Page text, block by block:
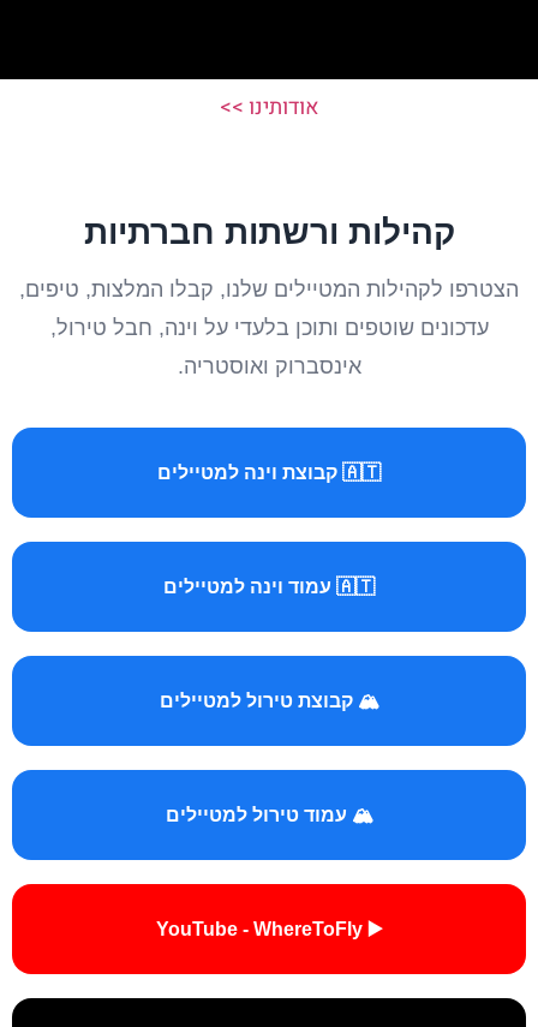
אודותינו >>
קהילות ורשתות חברתיות
הצטרפו לקהילות המטיילים שלנו, קבלו המלצות, טיפים,
עדכונים שוטפים ותוכן בלעדי על וינה, חבל טירול,
אינסברוק ואוסטריה.
🇦🇹 קבוצת וינה למטיילים
🇦🇹 עמוד וינה למטיילים
🏔️ קבוצת טירול למטיילים
🏔️ עמוד טירול למטיילים
▶️ YouTube - WhereToFly